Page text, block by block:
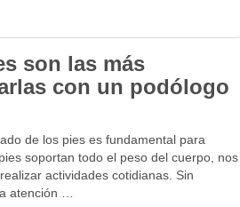
son las más
con un podólogo
de los pies es fundamental para
soportan todo el peso del cuerpo, nos
actividades cotidianas. Sin
atención …